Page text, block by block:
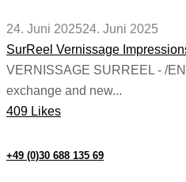
24. Juni 202524. Juni 2025
SurReel Vernissage
VERNISSAGE SURREEL - /
exchange and new...
409 Likes
+49 (0)30 688 135 69